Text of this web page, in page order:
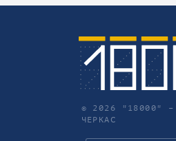
© 2026 "18000" –
ЧЕРКАС